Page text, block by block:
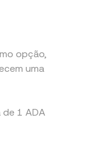
opção,
uma
1 ADA